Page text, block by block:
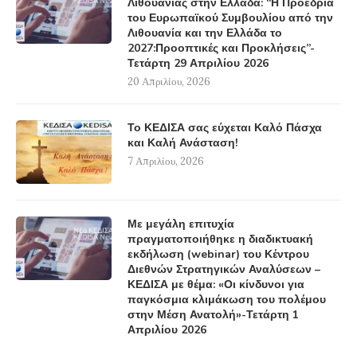
του Ευρωπαϊκού Συμβουλίου από την
Λιθουανία και την Ελλάδα το
2027:Προοπτικές και Προκλήσεις”-
Τετάρτη 29 Απριλίου 2026
20 Απριλίου, 2026
Το ΚΕΔΙΣΑ σας εύχεται Καλό Πάσχα
και Καλή Ανάσταση!
7 Απριλίου, 2026
Με μεγάλη επιτυχία
πραγματοποιήθηκε η διαδικτυακή
εκδήλωση (webinar) του Κέντρου
Διεθνών Στρατηγικών Αναλύσεων –
ΚΕΔΙΣΑ με θέμα: «Οι κίνδυνοι για
παγκόσμια κλιμάκωση του πολέμου
στην Μέση Ανατολή»-Τετάρτη 1
Απριλίου 2026